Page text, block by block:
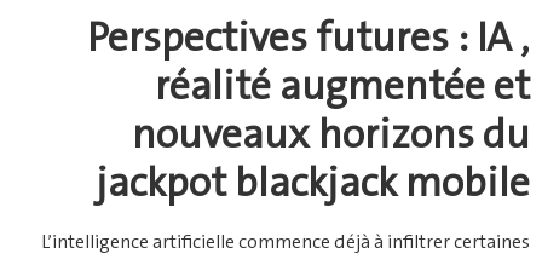
Perspectives futures : IA ,
réalité augmentée et
nouveaux horizons du
jackpot blackjack mobile
L’intelligence artificielle commence déjà à infiltrer certaines